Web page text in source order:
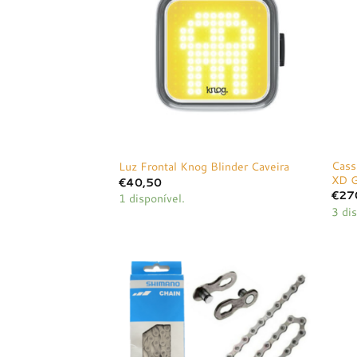
à lista de
desejos
Luz Frontal Knog Blinder Caveira
€40,50
1 disponível.
XD
€
3
Adicionar
à lista de
desejos